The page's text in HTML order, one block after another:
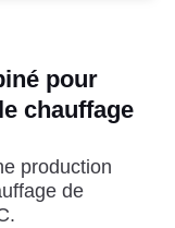
pour
chauffage
production
de